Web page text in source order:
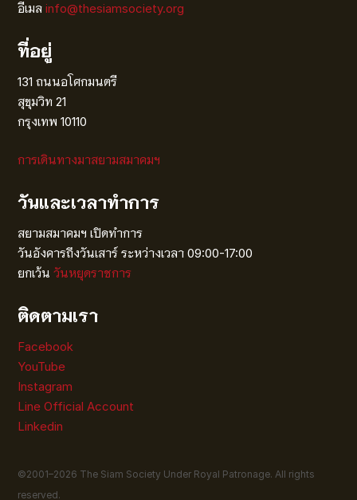
อีเมลinfo@thesiamsociety.org
ที่อยู่
131 ถนนอโศกมนตรี
สุขุมวิท 21
กรุงเทพ 10110
การเดินทางมาสยามสมาคมฯ
วันและเวลาทำการ
สยามสมาคมฯ เปิดทำการ
วันอังคารถึงวันเสาร์ ระหว่างเวลา 09:00-17:00
ยกเว้นวันหยุดราชการ
ติดตามเรา
Facebook
YouTube
Instagram
Line Official Account
Linkedin
©2001–2026 The Siam Society Under Royal Patronage. All rights
reserved.